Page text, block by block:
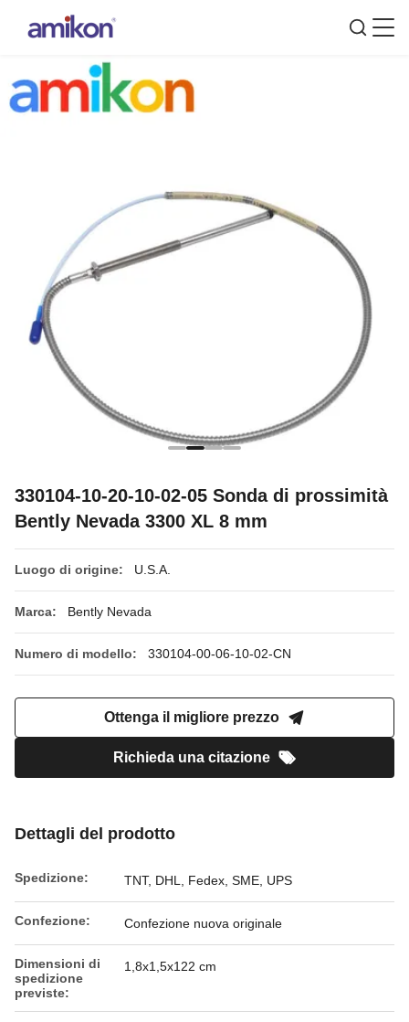
330104-10-20-10-02-05 Sonda di prossimità
Bently Nevada 3300 XL 8 mm
Luogo di origine: U.S.A.
Marca: Bently Nevada
Numero di modello: 330104-00-06-10-02-CN
Ottenga il migliore prezzo
Richieda una citazione
Dettagli del prodotto
Spedizione: TNT, DHL, Fedex, SME, UPS
Confezione: Confezione nuova originale
Dimensioni di
spedizione
previste:
1,8x1,5x122 cm